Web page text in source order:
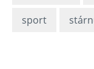
sport